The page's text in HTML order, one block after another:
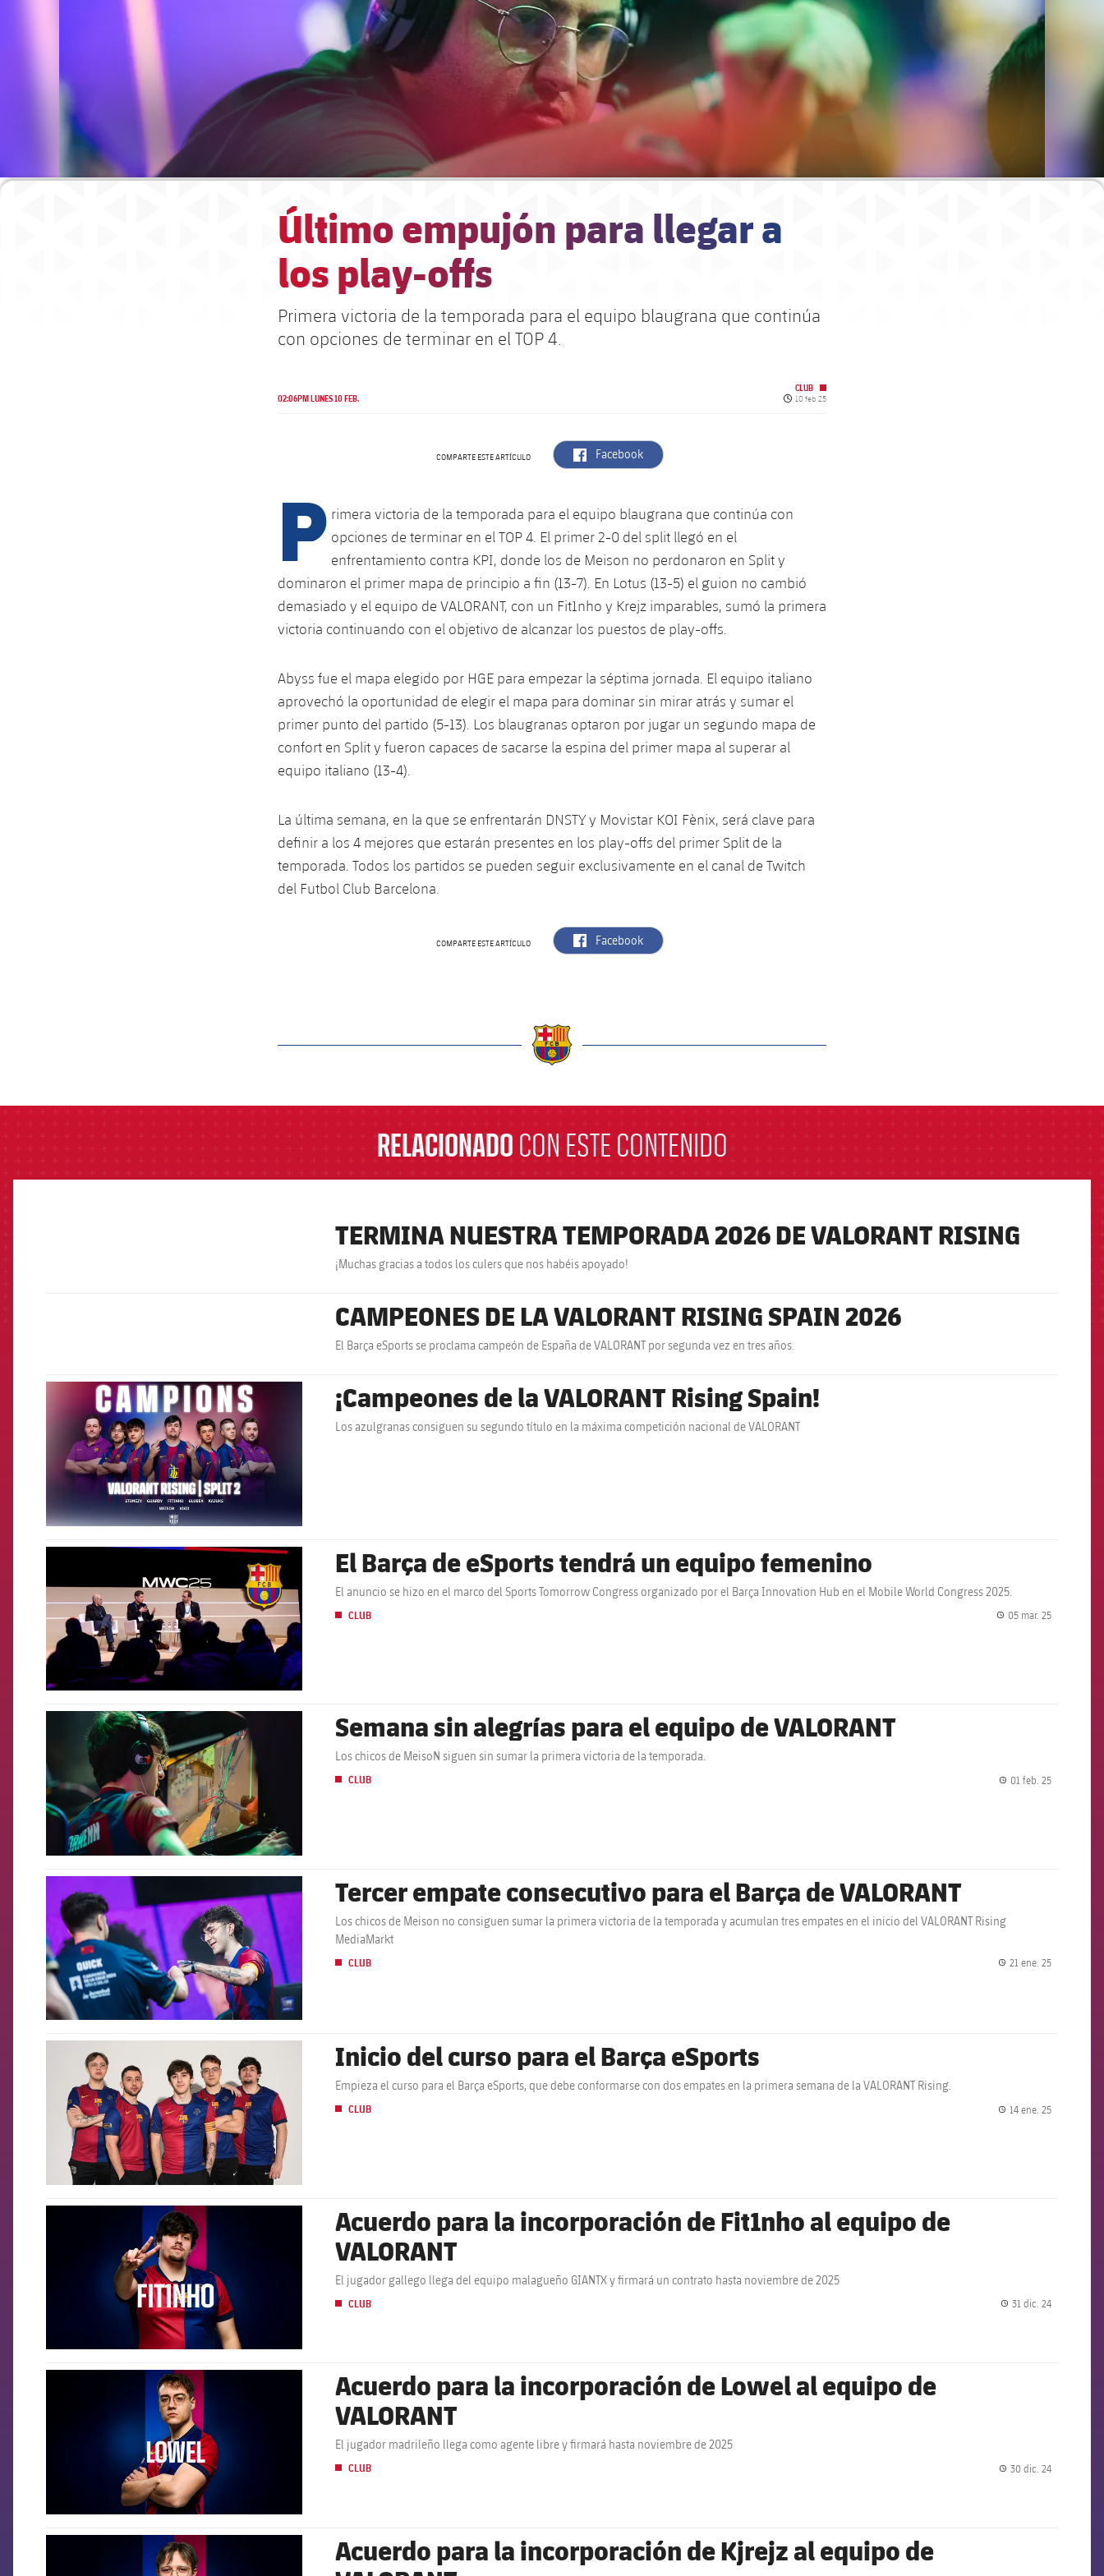
Último empujón para llegar a
los play-offs
Primera victoria de la temporada para el equipo blaugrana que continúa
con opciones de terminar en el TOP 4.
02:06PM LUNES 10 FEB.
CLUB
Fecha de publicación
10 feb 25
COMPARTE ESTE ARTÍCULO label.aria.facebook
Facebook
P rimera victoria de la temporada para el equipo blaugrana que continúa con
opciones de terminar en el TOP 4. El primer 2-0 del split llegó en el
enfrentamiento contra KPI, donde los de Meison no perdonaron en Split y
dominaron el primer mapa de principio a fin (13-7). En Lotus (13-5) el guion no cambió
demasiado y el equipo de VALORANT, con un Fit1nho y Krejz imparables, sumó la primera
victoria continuando con el objetivo de alcanzar los puestos de play-offs.
Abyss fue el mapa elegido por HGE para empezar la séptima jornada. El equipo italiano
aprovechó la oportunidad de elegir el mapa para dominar sin mirar atrás y sumar el
primer punto del partido (5-13). Los blaugranas optaron por jugar un segundo mapa de
confort en Split y fueron capaces de sacarse la espina del primer mapa al superar al
equipo italiano (13-4).
La última semana, en la que se enfrentarán DNSTY y Movistar KOI Fènix, será clave para
definir a los 4 mejores que estarán presentes en los play-offs del primer Split de la
temporada. Todos los partidos se pueden seguir exclusivamente en el canal de Twitch
del Futbol Club Barcelona.
COMPARTE ESTE ARTÍCULO label.aria.facebook
Facebook
RELACIONADO CON ESTE CONTENIDO
TERMINA NUESTRA TEMPORADA 2026 DE VALORANT RISING
¡Muchas gracias a todos los culers que nos habéis apoyado!
CAMPEONES DE LA VALORANT RISING SPAIN 2026
El Barça eSports se proclama campeón de España de VALORANT por segunda vez en tres años.
FCB Barcelona badge ¡Campeones de la VALORANT Rising Spain!
Los azulgranas consiguen su segundo título en la máxima competición nacional de VALORANT
El Barça de eSports tendrá un equipo femenino
El anuncio se hizo en el marco del Sports Tomorrow Congress organizado por el Barça Innovation Hub en el Mobile World Congress 2025.
CLUB 05 mar. 25
FCB Barcelona badge Semana sin alegrías para el equipo de VALORANT
Los chicos de MeisoN siguen sin sumar la primera victoria de la temporada.
CLUB 01 feb. 25
FCB Barcelona badge Tercer empate consecutivo para el Barça de VALORANT
Los chicos de Meison no consiguen sumar la primera victoria de la temporada y acumulan tres empates en el inicio del VALORANT Rising
MediaMarkt
CLUB 21 ene. 25
Inicio del curso para el Barça eSports
Empieza el curso para el Barça eSports, que debe conformarse con dos empates en la primera semana de la VALORANT Rising.
CLUB 14 ene. 25
Acuerdo para la incorporación de Fit1nho al equipo de
VALORANT
El jugador gallego llega del equipo malagueño GIANTX y firmará un contrato hasta noviembre de 2025
CLUB 31 dic. 24
Acuerdo para la incorporación de Lowel al equipo de
VALORANT
El jugador madrileño llega como agente libre y firmará hasta noviembre de 2025
CLUB 30 dic. 24
Acuerdo para la incorporación de Kjrejz al equipo de